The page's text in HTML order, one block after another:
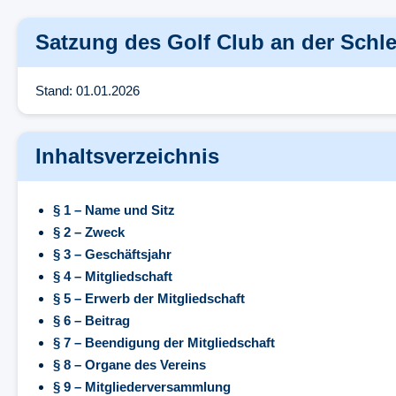
Satzung des Golf Club an der
Stand: 01.01.2026
Inhaltsverzeichnis
§ 1 – Name und Sitz
§ 2 – Zweck
§ 3 – Geschäftsjahr
§ 4 – Mitgliedschaft
§ 5 – Erwerb der Mitgliedschaft
§ 6 – Beitrag
§ 7 – Beendigung der Mitgliedschaft
§ 8 – Organe des Vereins
§ 9 – Mitgliederversammlung